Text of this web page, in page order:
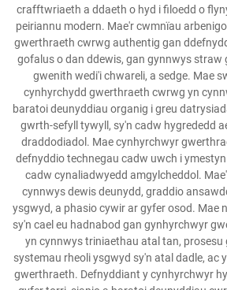
crafftwriaeth a ddaeth o hyd i filoedd o
peiriannu modern. Mae'r cwmnïau
gwerthraeth cwrwg authentig gan
gofalus o dan ddewis, gan gynnwys straw
gwenith wedi'i chwareli, a sedge. Mae
cynhyrchydd gwerthraeth cwrwg yn
baratoi deunyddiau organig i greu
gwrth-sefyll tywyll, sy'n cadw hygrededd
draddodiadol. Mae cynhyrchwyr
defnyddio technegau cadw uwch i
cadw cynaliadwyedd amgylcheddol.
cynnwys dewis deunydd, graddio
ysgwyd, a phasio cywir ar gyfer osod. Mae
sy'n cael eu hadnabod gan gynhyrchwyr
yn cynnwys triniaethau atal tan, prosesu
systemau rheoli ysgwyd sy'n atal dadle, ac
gwerthraeth. Defnyddiant y cynhyrchwyr